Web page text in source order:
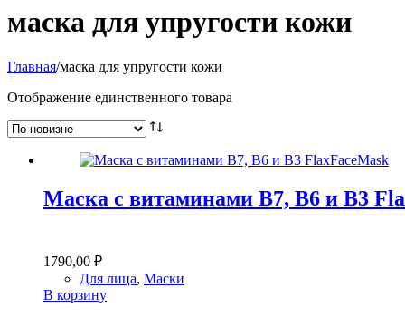
маска для упругости кожи
Главная/маска для упругости кожи
Отображение единственного товара
Маска с витаминами В7, В6 и В3
1790,00 ₽
Для лица, Маски
В корзину